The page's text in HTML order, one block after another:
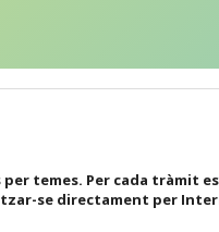
temes. Per cada tràmit
se directament per